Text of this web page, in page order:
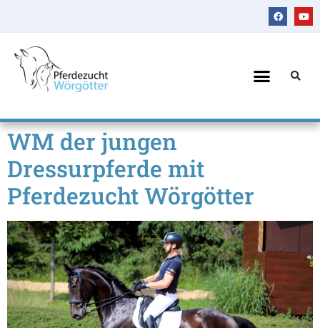
WM der jungen
Dressurpferde mit
Pferdezucht Wörgötter